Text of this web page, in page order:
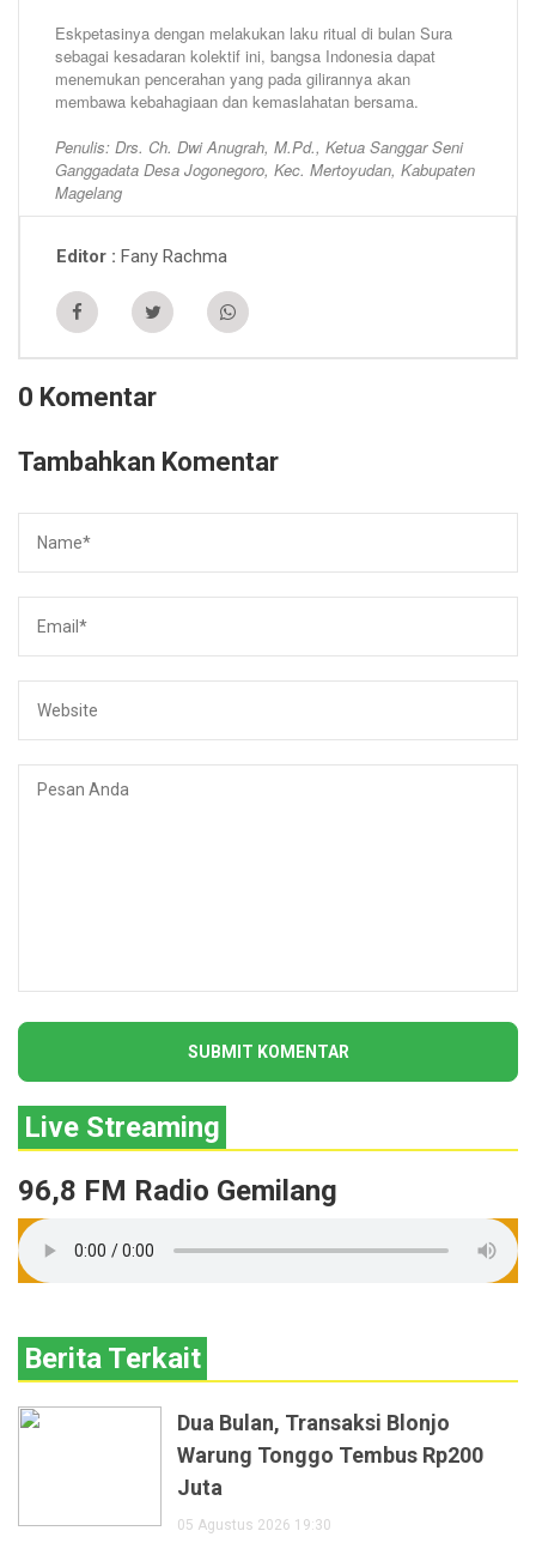
Eskpetasinya dengan melakukan laku ritual di bulan Sura
sebagai kesadaran kolektif ini, bangsa Indonesia dapat
menemukan pencerahan yang pada gilirannya akan
membawa kebahagiaan dan kemaslahatan bersama.
Penulis: Drs. Ch. Dwi Anugrah, M.Pd., Ketua Sanggar Seni
Ganggadata Desa Jogonegoro, Kec. Mertoyudan, Kabupaten
Magelang
Editor Fany Rachma
0 Komentar
Tambahkan Komentar
Live Streaming
96,8 FM Radio Gemilang
Berita Terkait
Dua Bulan, Transaksi Blonjo
Warung Tonggo Tembus Rp200
Juta
05 Agustus 2026 19:30